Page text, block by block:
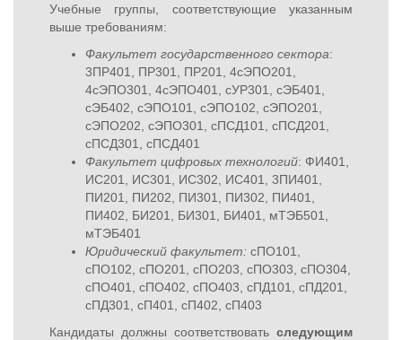
Учебные группы, соответствующие указанным
выше требованиям:
Факультет государственного сектора:
3ПР401, ПР301, ПР201, 4сЭПО201,
4сЭПО301, 4сЭПО401, сУР301, сЭБ401,
сЭБ402, сЭПО101, сЭПО102, сЭПО201,
сЭПО202, сЭПО301, сПСД101, сПСД201,
сПСД301, сПСД401
Факультет цифровых технологий: ФИ401,
ИС201, ИС301, ИС302, ИС401, 3ПИ401,
ПИ201, ПИ202, ПИ301, ПИ302, ПИ401,
ПИ402, БИ201, БИ301, БИ401, мТЭБ501,
мТЭБ401
Юридический факультет: сПО101,
сПО102, сПО201, сПО203, сПО303, сПО304,
сПО401, сПО402, сПО403, сПД101, сПД201,
сПД301, сП401, сП402, сП403
Кандидаты должны соответствовать следующим